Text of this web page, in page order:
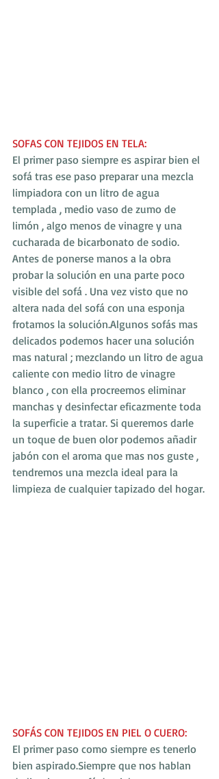
SOFAS CON TEJIDOS EN TELA:
El primer paso siempre es aspirar bien el
sofá tras ese paso preparar una mezcla
limpiadora con un litro de agua
templada , medio vaso de zumo de
limón , algo menos de vinagre y una
cucharada de bicarbonato de sodio.
Antes de ponerse manos a la obra
probar la solución en una parte poco
visible del sofá . Una vez visto que no
altera nada del sofá con una esponja
frotamos la solución.Algunos sofás mas
delicados podemos hacer una solución
mas natural ; mezclando un litro de agua
caliente con medio litro de vinagre
blanco , con ella procreemos eliminar
manchas y desinfectar eficazmente toda
la superficie a tratar. Si queremos darle
un toque de buen olor podemos añadir
jabón con el aroma que mas nos guste ,
tendremos una mezcla ideal para la
limpieza de cualquier tapizado del hogar.
SOFÁS CON TEJIDOS EN PIEL O CUERO:
El primer paso como siempre es tenerlo
bien aspirado.Siempre que nos hablan